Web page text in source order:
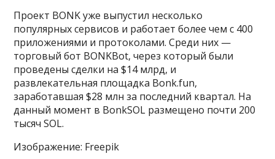
Проект BONK уже выпустил несколько
популярных сервисов и работает более чем с 400
приложениями и протоколами. Среди них —
торговый бот BONKBot, через который были
проведены сделки на $14 млрд, и
развлекательная площадка Bonk.fun,
заработавшая $28 млн за последний квартал. На
данный момент в BonkSOL размещено почти 200
тысяч SOL.
Изображение: Freepik